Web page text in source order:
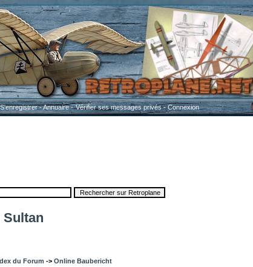
S'enregistrer-Annuaire-Vérifier ses messages privés-Connexion
du Forum -> Online Baubericht